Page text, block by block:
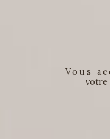
vous
votre